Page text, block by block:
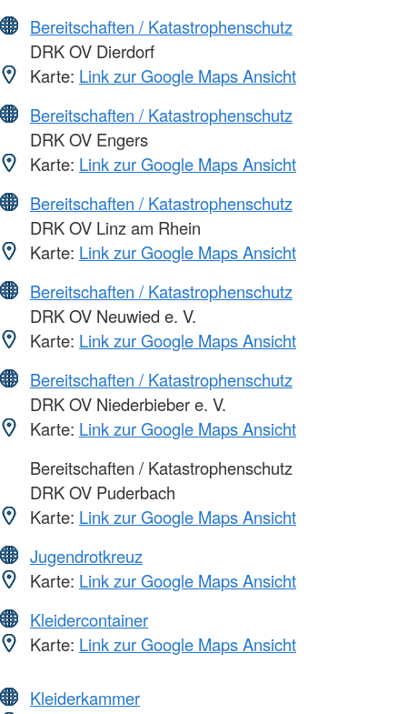
Bereitschaften / Katastrophenschutz
DRK OV Dierdorf
Karte: Link zur Google Maps Ansicht
Bereitschaften / Katastrophenschutz
DRK OV Engers
Karte: Link zur Google Maps Ansicht
Bereitschaften / Katastrophenschutz
DRK OV Linz am Rhein
Karte: Link zur Google Maps Ansicht
Bereitschaften / Katastrophenschutz
DRK OV Neuwied e. V.
Karte: Link zur Google Maps Ansicht
Bereitschaften / Katastrophenschutz
DRK OV Niederbieber e. V.
Karte: Link zur Google Maps Ansicht
Bereitschaften / Katastrophenschutz
DRK OV Puderbach
Karte: Link zur Google Maps Ansicht
Jugendrotkreuz
Karte: Link zur Google Maps Ansicht
Kleidercontainer
Karte: Link zur Google Maps Ansicht
Kleiderkammer